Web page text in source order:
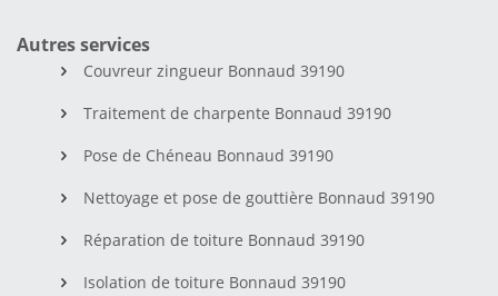
Autres services
Couvreur zingueur Bonnaud 39190
Traitement de charpente Bonnaud 39190
Pose de Chéneau Bonnaud 39190
Nettoyage et pose de gouttière Bonnaud 39190
Réparation de toiture Bonnaud 39190
Isolation de toiture Bonnaud 39190